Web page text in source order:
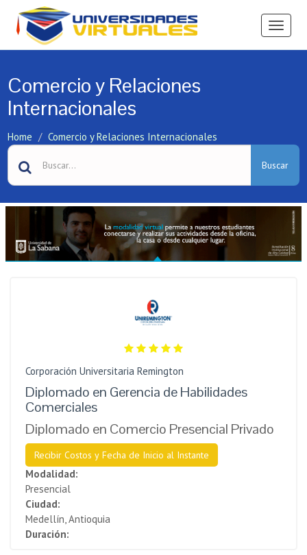
Ver
Comercio y Relaciones
Internacionales
Home Comercio y Relaciones Internacionales
Buscar
Corporación Universitaria Remington
Diplomado en Gerencia de Habilidades
Comerciales
Diplomado en Comercio Presencial Privado
Recibir Costos y Fecha de Inicio al Instante
Modalidad:
Presencial
Ciudad:
Medellín, Antioquia
Duración: